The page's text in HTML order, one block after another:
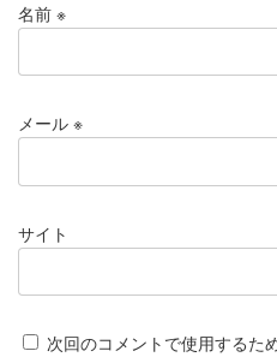
名前 ※
メール ※
サイト
次回のコメントで使用するた